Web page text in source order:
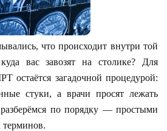
что происходит внутри той
вас завозят на столике? Для
остаётся загадочной процедурой:
стуки, а врачи просят лежать
по порядку — простыми
терминов.